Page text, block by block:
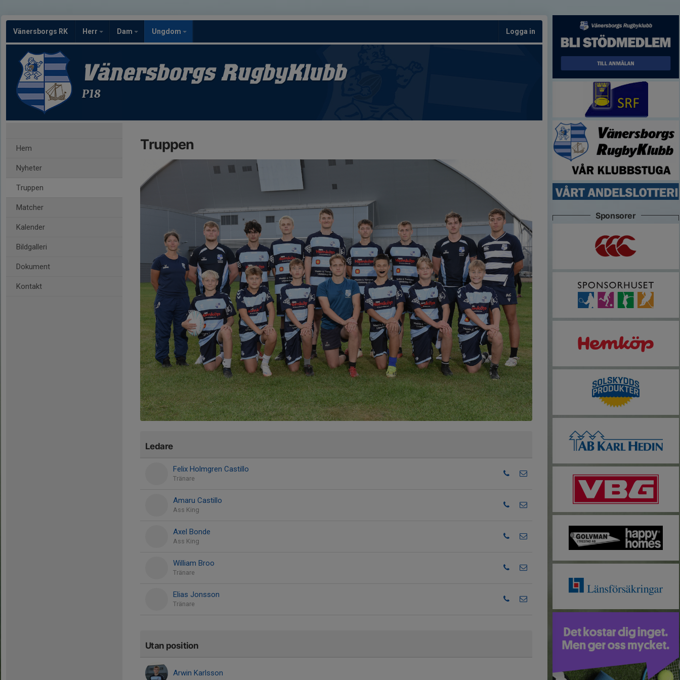
Vänersborgs RK Herr Dam Ungdom Logga in
Vänersborgs RugbyKlubb
P18
Hem
Nyheter
Truppen
Matcher
Kalender
Bildgalleri
Dokument
Kontakt
Truppen
Ledare
Felix Holmgren Castillo
Tränare
Amaru Castillo
Ass King
Axel Bonde
Ass King
William Broo
Tränare
Elias Jonsson
Tränare
Utan position
Arwin Karlsson
Sponsorer